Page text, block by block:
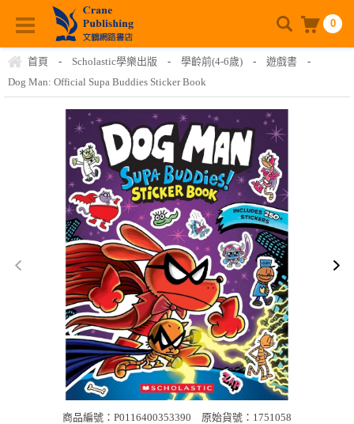
0
首頁 - Scholastic學樂出版 - 學齡前(4-6歲) - 遊戲書
-
Dog Man: Official Supa Buddies Sticker Book
商品編號：P0116400353390 原始貨號：1751058